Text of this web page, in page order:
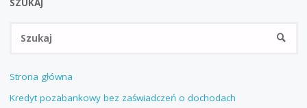
SZUKAJ
Strona główna
Kredyt pozabankowy bez zaświadczeń o dochodach